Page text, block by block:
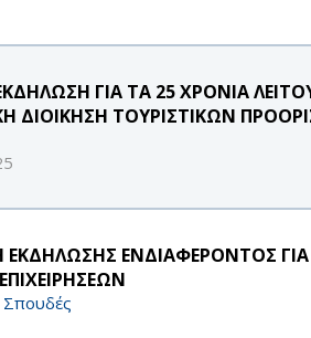
ΓΙΑ ΤΑ 25 ΧΡΟΝΙΑ
ΔΙΟΙΚΗΣΗ ΤΟΥΡΙΣΤΙΚΩΝ
ΕΚΔΗΛΩΣΗΣ ΕΝΔΙΑΦΕΡΟΝΤΟΣ
Σπουδές